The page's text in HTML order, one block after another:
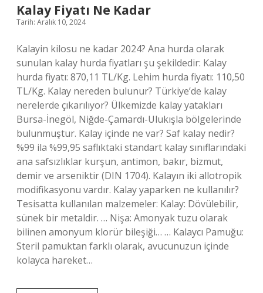
Kalay Fiyatı Ne Kadar
Tarih: Aralık 10, 2024
Kalayin kilosu ne kadar 2024? Ana hurda olarak
sunulan kalay hurda fiyatları şu şekildedir: Kalay
hurda fiyatı: 870,11 TL/Kg. Lehim hurda fiyatı: 110,50
TL/Kg. Kalay nereden bulunur? Türkiye’de kalay
nerelerde çıkarılıyor? Ülkemizde kalay yatakları
Bursa-İnegöl, Niğde-Çamardı-Ulukışla bölgelerinde
bulunmuştur. Kalay içinde ne var? Saf kalay nedir?
%99 ila %99,95 saflıktaki standart kalay sınıflarındaki
ana safsızlıklar kurşun, antimon, bakır, bizmut,
demir ve arseniktir (DIN 1704). Kalayın iki allotropik
modifikasyonu vardır. Kalay yaparken ne kullanılır?
Tesisatta kullanılan malzemeler: Kalay: Dövülebilir,
sünek bir metaldir. … Nişa: Amonyak tuzu olarak
bilinen amonyum klorür bileşiği… … Kalaycı Pamuğu:
Steril pamuktan farklı olarak, avucunuzun içinde
kolayca hareket…